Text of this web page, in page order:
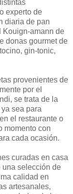
experto de
diaria de pan
Kouign-amann de
donas gourmet de
gin-tonic,
provenientes de
por el
se trata de la
sea para
el restaurante o
momento con
cada ocasión.
curadas en casa
una selección de
calidad en
artesanales,